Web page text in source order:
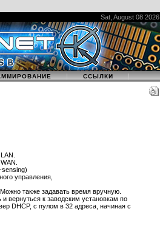
Sat, August 08 2026
| ССЫЛКИ |
sensing)
управления,
также задавать время вручную.
вернуться к заводским установкам по
DHCP, с пулом в 32 адреса, начиная с